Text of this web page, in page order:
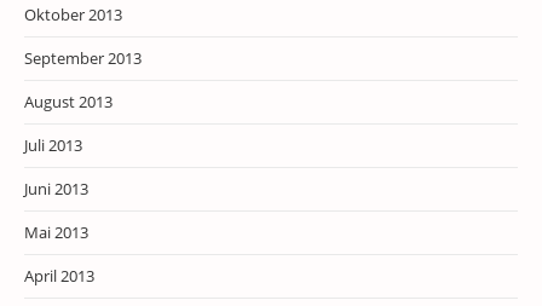
Oktober 2013
September 2013
August 2013
Juli 2013
Juni 2013
Mai 2013
April 2013